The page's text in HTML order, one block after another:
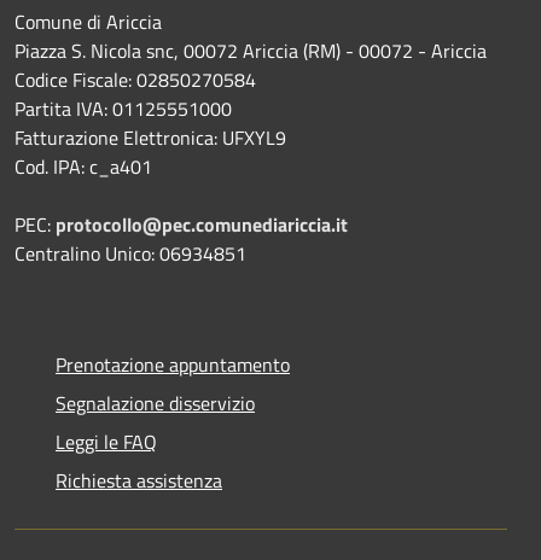
Comune di Ariccia
Piazza S. Nicola snc, 00072 Ariccia (RM) - 00072 - Ariccia
Codice Fiscale: 02850270584
Partita IVA: 01125551000
Fatturazione Elettronica: UFXYL9
Cod. IPA: c_a401
PEC: protocollo@pec.comunediariccia.it
Centralino Unico: 06934851
Prenotazione appuntamento
Segnalazione disservizio
Leggi le FAQ
Richiesta assistenza